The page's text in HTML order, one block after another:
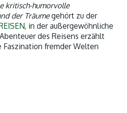
kritisch-humorvolle
der Träumegehört zu der
, in der außergewöhnliche
des Reisens erzählt
Faszination fremder Welten